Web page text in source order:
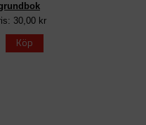
30,00 kr
Köp